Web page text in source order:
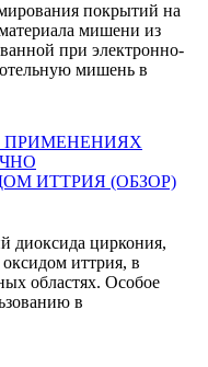
покрытий на
мишени из
при электронно-
мишень в
ИТТРИЯ (ОБЗОР)
диоксида циркония,
иттрия, в
областях. Особое
в